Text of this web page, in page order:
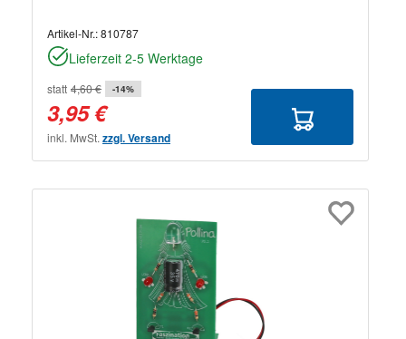
Artikel-Nr.:810787
Lieferzeit 2-5 Werktage
statt 4,60 € -14%
3,95 €
inkl. MwSt. zzgl. Versand